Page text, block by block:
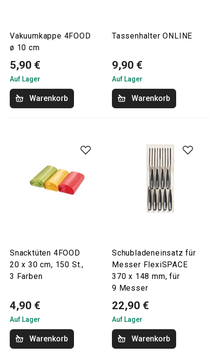
Vakuumkappe 4FOOD
ø 10 cm
5,90 €
Auf Lager
Warenkorb
Tassenhalter ONLINE
9,90 €
Auf Lager
Warenkorb
Snacktüten 4FOOD
20 x 30 cm, 150 St.,
3 Farben
4,90 €
Auf Lager
Warenkorb
Schubladeneinsatz für
Messer FlexiSPACE
370 x 148 mm, für
9 Messer
22,90 €
Auf Lager
Warenkorb